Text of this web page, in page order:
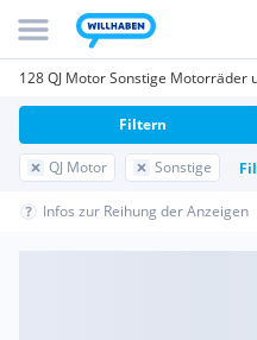
128 QJ Motor Sonstige Motorräder
QJ Motor Sonstige
Filtern
Infos zur Reihung der Anzeigen